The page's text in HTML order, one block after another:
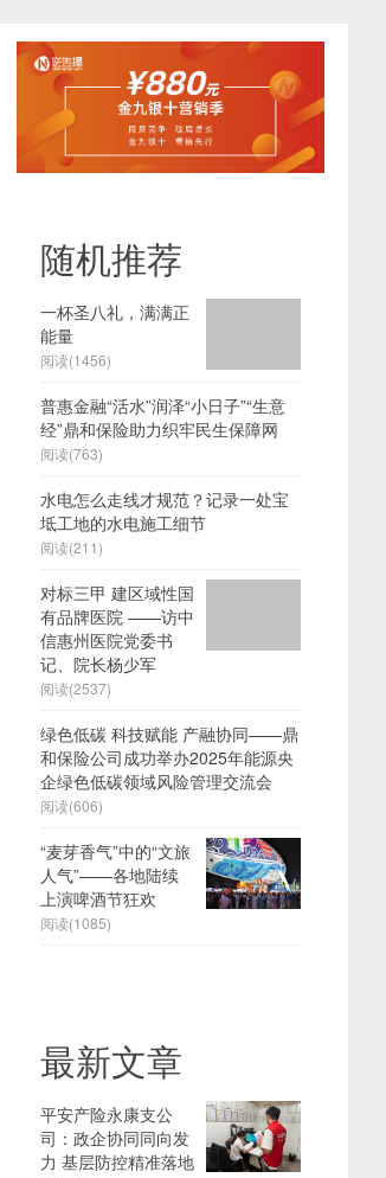
随机推荐
一杯圣八礼，满满正
能量
阅读(1456)
普惠金融“活水”润泽“小日子”“生意
经”鼎和保险助力织牢民生保障网
阅读(763)
水电怎么走线才规范？记录一处宝
坻工地的水电施工细节
阅读(211)
对标三甲 建区域性国
有品牌医院 ——访中
信惠州医院党委书
记、院长杨少军
阅读(2537)
绿色低碳 科技赋能 产融协同——鼎
和保险公司成功举办2025年能源央
企绿色低碳领域风险管理交流会
阅读(606)
“麦芽香气”中的“文旅
人气”——各地陆续
上演啤酒节狂欢
阅读(1085)
最新文章
平安产险永康支公
司：政企协同同向发
力 基层防控精准落地